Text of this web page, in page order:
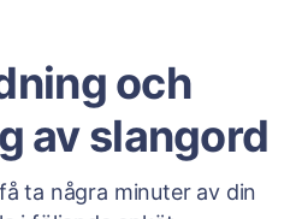
och
av slangord
ta några minuter av din